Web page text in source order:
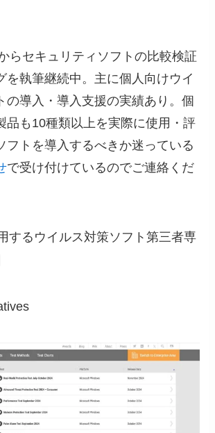
らセキュリティソフトの比較検証
を執筆継続中。主に個人向けウイ
の導入・導入支援の実績あり。個
品も10種類以上を実際に使用・評
フトを導入するべきか迷っている
で受け付けているのでご連絡くだ
するウイルス対策ソフト第三者専